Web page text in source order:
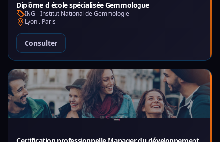
Diplôme d école spécialisée Gemmologue
ING - Institut National de Gemmologie
Lyon . Paris
Consulter